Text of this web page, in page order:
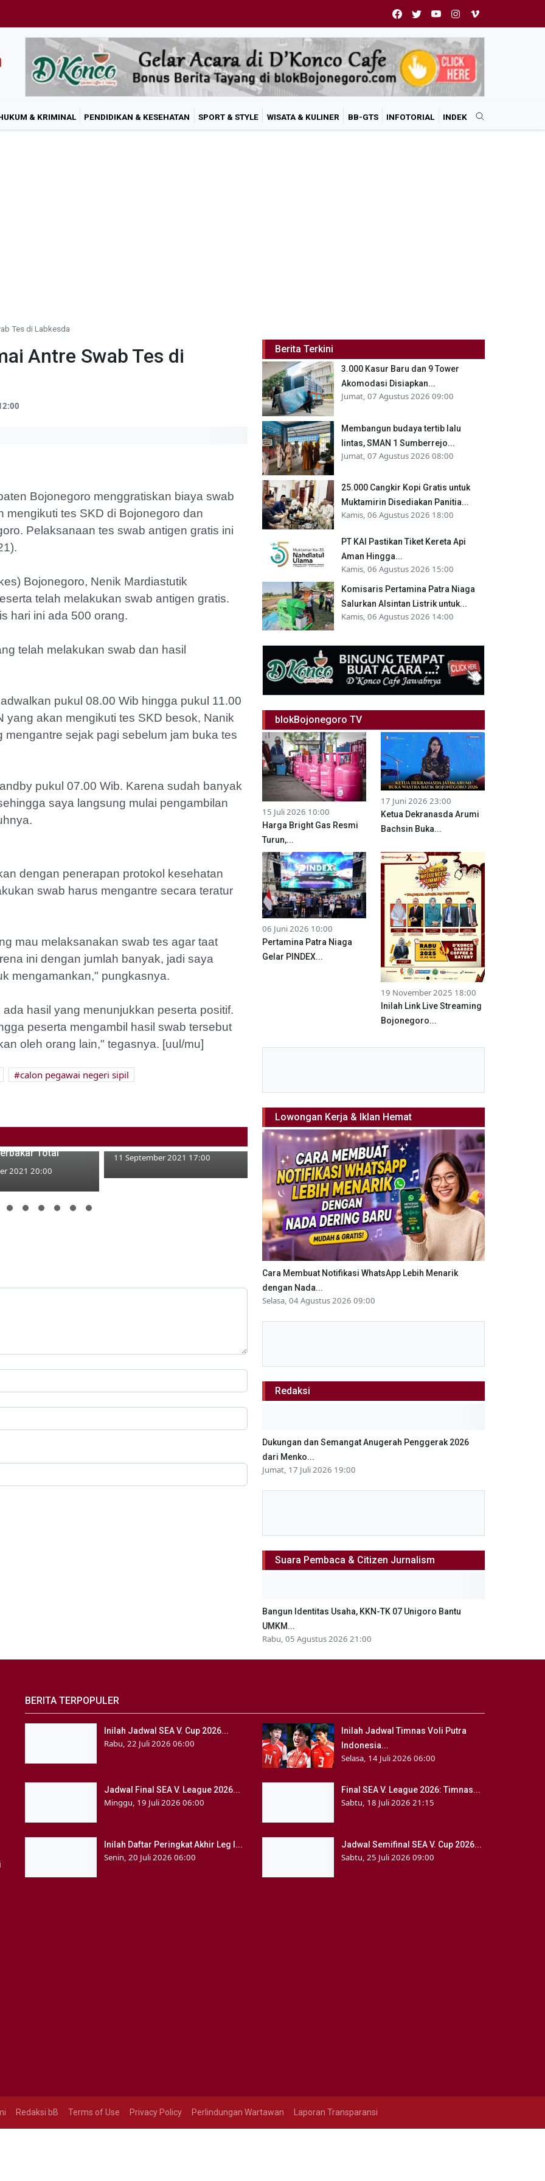
& KRIMINAL PENDIDIKAN & KESEHATAN SPORT & STYLE WISATA & KULINER BB-GTS INFOTORIAL INDEK
Tes di Labkesda
Antre Swab Tes di
Bojonegoro menggratiskan biaya swab
mengikuti tes SKD di Bojonegoro dan
Pelaksanaan tes swab antigen gratis ini
Bojonegoro, Nenik Mardiastutik
telah melakukan swab antigen gratis.
hari ini ada 500 orang.
telah melakukan swab dan hasil
pukul 08.00 Wib hingga pukul 11.00
yang akan mengikuti tes SKD besok, Nanik
sejak pagi sebelum jam buka tes
pukul 07.00 Wib. Karena sudah banyak
saya langsung mulai pengambilan
dengan penerapan protokol kesehatan
swab harus mengantre secara teratur
mau melaksanakan swab tes agar taat
ini dengan jumlah banyak, jadi saya
mengamankan," pungkasnya.
hasil yang menunjukkan peserta positif.
peserta mengambil hasil swab tersebut
oleh orang lain," tegasnya. [uul/mu]
calon pegawai negeri sipil
Total
2021 20:00
Ayo, Dukung Jagoanmu di
11 September 2021 17:00
Berita Terkini
3.000 Kasur Baru dan 9 Tower
Akomodasi Disiapkan...
Jumat, 07 Agustus 2026 09:00
Membangun budaya tertib lalu
lintas, SMAN 1 Sumberrejo...
Jumat, 07 Agustus 2026 08:00
25.000 Cangkir Kopi Gratis untuk
Muktamirin Disediakan Panitia...
Kamis, 06 Agustus 2026 18:00
PT KAI Pastikan Tiket Kereta Api
Aman Hingga...
Kamis, 06 Agustus 2026 15:00
Komisaris Pertamina Patra Niaga
Salurkan Alsintan Listrik untuk...
Kamis, 06 Agustus 2026 14:00
blokBojonegoro TV
15 Juli 2026 10:00
Harga Bright Gas Resmi
Turun,...
17 Juni 2026 23:00
Ketua Dekranasda Arumi
Bachsin Buka...
06 Juni 2026 10:00
Pertamina Patra Niaga
Gelar PINDEX...
19 November 2025 18:00
Inilah Link Live Streaming
Bojonegoro...
Lowongan Kerja & Iklan Hemat
Cara Membuat Notifikasi WhatsApp Lebih Menarik
dengan Nada...
Selasa, 04 Agustus 2026 09:00
Redaksi
Dukungan dan Semangat Anugerah Penggerak 2026
dari Menko...
Jumat, 17 Juli 2026 19:00
Suara Pembaca & Citizen Jurnalism
Bangun Identitas Usaha, KKN-TK 07 Unigoro Bantu
UMKM...
Rabu, 05 Agustus 2026 21:00
BERITA TERPOPULER
Inilah Jadwal SEA V. Cup 2026...
Rabu, 22 Juli 2026 06:00
Inilah Jadwal Timnas Voli Putra
Indonesia...
Selasa, 14 Juli 2026 06:00
Jadwal Final SEA V. League 2026...
Minggu, 19 Juli 2026 06:00
Final SEA V. League 2026: Timnas...
Sabtu, 18 Juli 2026 21:15
Inilah Daftar Peringkat Akhir Leg I...
Senin, 20 Juli 2026 06:00
Jadwal Semifinal SEA V. Cup 2026...
Sabtu, 25 Juli 2026 09:00
Redaksi bB Terms of Use Privacy Policy Perlindungan Wartawan Laporan Transparansi